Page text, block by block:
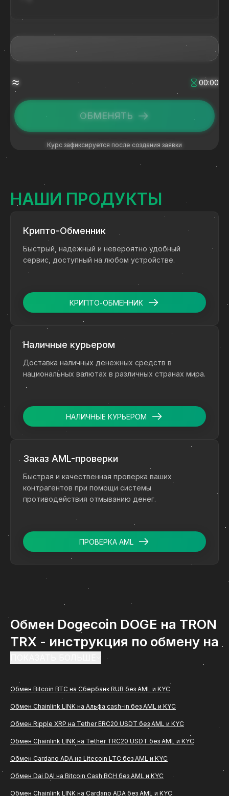
≈ 00:00
ОБМЕНЯТЬ
Курс зафиксируется после создания заявки
НАШИ ПРОДУКТЫ
Крипто-Обменник
Быстрый, надёжный и невероятно удобный
сервис, доступный на любом устройстве.
КРИПТО-ОБМЕННИК
Наличные курьером
Доставка наличных денежных средств в
национальных валютах в различных странах мира.
НАЛИЧНЫЕ КУРЬЕРОМ
Заказ AML-проверки
Быстрая и качественная проверка ваших
контрагентов при помощи системы
противодействия отмыванию денег.
ПРОВЕРКА AML
Обмен Dogecoin DOGE на TRON
TRX - инструкция по обмену на
Обмен Dogecoin DOGE на TRON TRX -
востребованное направление среди
пользователей, которым важно быстро и удобно
перевести цифровые активы в рубли с
зачислением на банковскую карту. Если вам
ComCash, ниже вы найдете подробное описание
Обмен Bitcoin BTC на Сбербанк RUB без AML и KYC
Обмен Chainlink LINK на Альфа cash-in без AML и KYC
Обмен Ripple XRP на Tether ERC20 USDT без AML и KYC
Обмен Chainlink LINK на Tether TRC20 USDT без AML и KYC
Обмен Cardano ADA на Litecoin LTC без AML и KYC
Обмен Dai DAI на Bitcoin Cash BCH без AML и KYC
Обмен Chainlink LINK на Cardano ADA без AML и KYC